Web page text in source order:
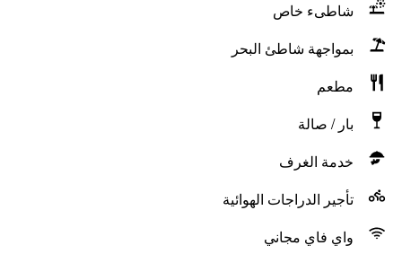
شاطىء خاص
بمواجهة شاطئ البحر
مطعم
بار / صالة
خدمة الغرف
تأجير الدراجات الهوائية
واي فاي مجاني